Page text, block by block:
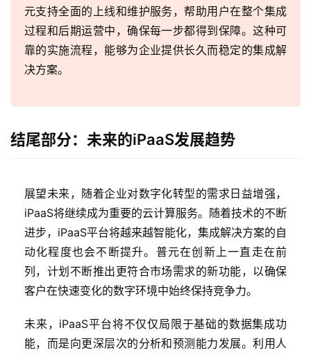
元支持全面的上线和维护服务，帮助用户在整个集成
过程和后期运营中，确保每一步都得到保障。这种可
靠的实施流程，能够为企业提供长久而稳定的集成解
决方案。
结尾部分：未来的iPaaS发展趋势
展望未来，随着企业对数字化转型的需求日益增强，
iPaaS将继续成为重要的云计算服务。随着技术的不断
进步，iPaaS平台将越来越智能化，集成解决方案的自
动化程度也会不断提升。普元在创新上一直走在前
列，计划不断推出更符合市场需求的新功能，以确保
客户在快速变化的数字环境中始终保持竞争力。
未来，iPaaS平台将不仅仅局限于基础的数据集成功
能，而是向更深层次的分析和预测能力发展。利用人